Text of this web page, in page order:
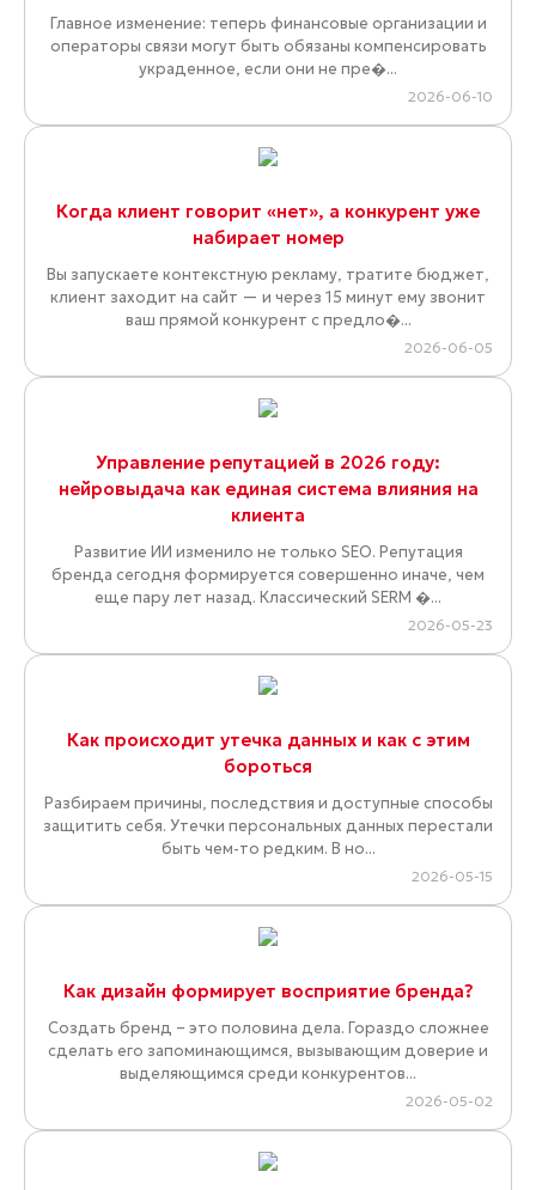
Главное изменение: теперь финансовые организации и
операторы связи могут быть обязаны компенсировать
украденное, если они не пре�...
2026-06-10
Когда клиент говорит «нет», а конкурент уже
набирает номер
Вы запускаете контекстную рекламу, тратите бюджет,
клиент заходит на сайт — и через 15 минут ему звонит
ваш прямой конкурент с предло�...
2026-06-05
Управление репутацией в 2026 году:
нейровыдача как единая система влияния на
клиента
Развитие ИИ изменило не только SEO. Репутация
бренда сегодня формируется совершенно иначе, чем
еще пару лет назад. Классический SERM �...
2026-05-23
Как происходит утечка данных и как с этим
бороться
Разбираем причины, последствия и доступные способы
защитить себя. Утечки персональных данных перестали
быть чем-то редким. В но...
2026-05-15
Как дизайн формирует восприятие бренда?
Создать бренд – это половина дела. Гораздо сложнее
сделать его запоминающимся, вызывающим доверие и
выделяющимся среди конкурентов...
2026-05-02